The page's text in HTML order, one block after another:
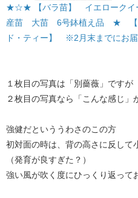
★☆★ 【バラ苗】 イエローク
産苗 大苗 6号鉢植え品 ★ 【四
ド・ティー】 ※2月末までにお
１枚目の写真は「別薔薇」ですが
２枚目の写真なら「こんな感じ」
強健だといううわさのこの方
初対面の時は、背の高さに反して
（発育が良すぎた？）
強い風が吹く度にひっくり返って